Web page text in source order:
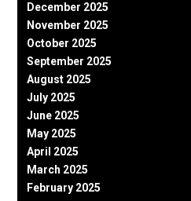
December 2025
November 2025
October 2025
September 2025
August 2025
July 2025
June 2025
May 2025
April 2025
March 2025
February 2025